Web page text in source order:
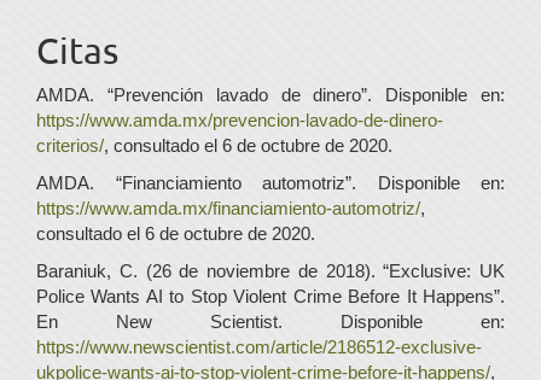
Citas
AMDA. “Prevención lavado de dinero”. Disponible en:
https://www.amda.mx/prevencion-lavado-de-dinero-
criterios/, consultado el 6 de octubre de 2020.
AMDA. “Financiamiento automotriz”. Disponible en:
https://www.amda.mx/financiamiento-automotriz/,
consultado el 6 de octubre de 2020.
Baraniuk, C. (26 de noviembre de 2018). “Exclusive: UK
Police Wants AI to Stop Violent Crime Before It Happens”.
En New Scientist. Disponible en:
https://www.newscientist.com/article/2186512-exclusive-
ukpolice-wants-ai-to-stop-violent-crime-before-it-happens/,